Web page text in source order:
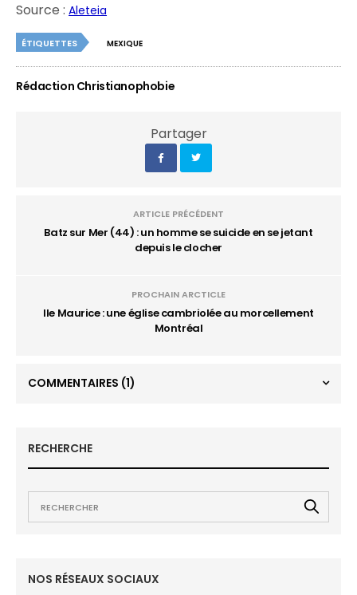
Source :Aleteia
ÉTIQUETTES MEXIQUE
Rédaction Christianophobie
Partager
ARTICLE PRÉCÉDENT
Batz sur Mer (44) : un homme se suicide en se jetant
depuis le clocher
PROCHAIN ARCTICLE
Ile Maurice : une église cambriolée au morcellement
Montréal
COMMENTAIRES (1)
RECHERCHE
NOS RÉSEAUX SOCIAUX